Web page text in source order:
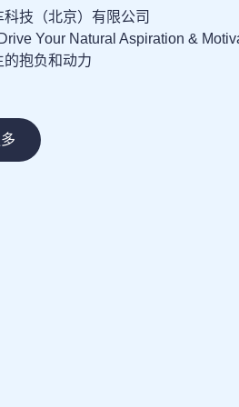
技（北京）有限公司
Your Natural Aspiration &
的抱负和动力